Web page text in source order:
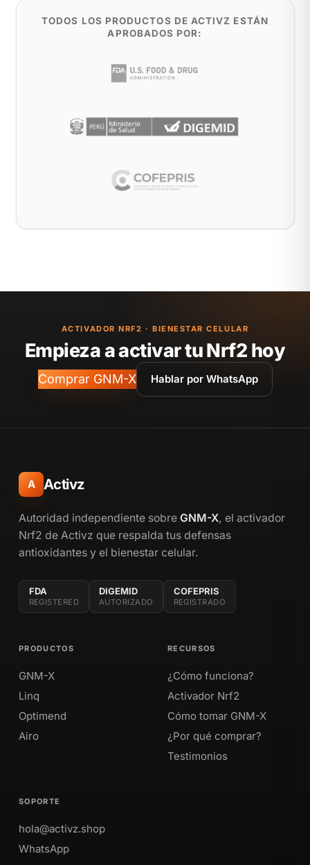
TODOS LOS PRODUCTOS DE ACTIVZ ESTÁN
APROBADOS POR:
ACTIVADOR NRF2 · BIENESTAR CELULAR
Empieza a activar tu Nrf2 hoy
Comprar GNM-X Hablar por WhatsApp
A Activz
Autoridad independiente sobre GNM-X, el activador
Nrf2 de Activz que respalda tus defensas
antioxidantes y el bienestar celular.
FDA
REGISTERED
DIGEMID
AUTORIZADO
COFEPRIS
REGISTRADO
PRODUCTOS
GNM-X
Linq
Optimend
Airo
RECURSOS
¿Cómo funciona?
Activador Nrf2
Cómo tomar GNM-X
¿Por qué comprar?
Testimonios
SOPORTE
hola@activz.shop
WhatsApp